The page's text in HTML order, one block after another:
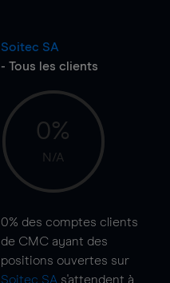
Soitec SA
- Tous les clients
0%
N/A
0% des comptes clients
de CMC ayant des
positions ouvertes sur
Soitec SA s'attendent à